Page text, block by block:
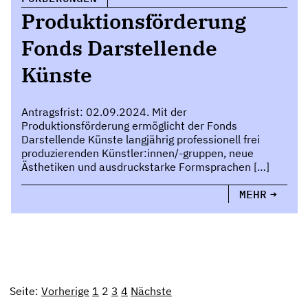
Produktionsförderung
Fonds Darstellende
Künste
Antragsfrist: 02.09.2024. Mit der
Produktionsförderung ermöglicht der Fonds
Darstellende Künste langjährig professionell frei
produzierenden Künstler:innen/-gruppen, neue
Ästhetiken und ausdruckstarke Formsprachen […]
MEHR
Seite: Vorherige 1 2 3 4 Nächste